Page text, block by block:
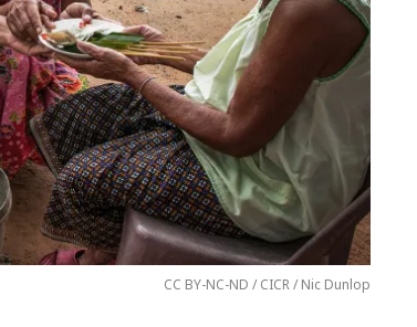
CC BY-NC-ND / CICR / Nic Dunlop